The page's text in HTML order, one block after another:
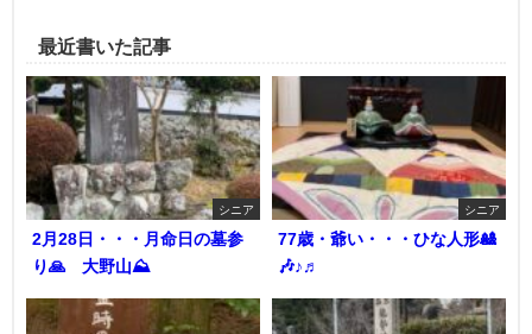
最近書いた記事
シニア
2月28日・・・月命日の墓参
り🙏 大野山⛰️
シニア
77歳・爺い・・・ひな人形🎎
🎶♪♬